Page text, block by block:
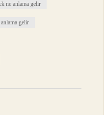
ne anlama gelir
gelir